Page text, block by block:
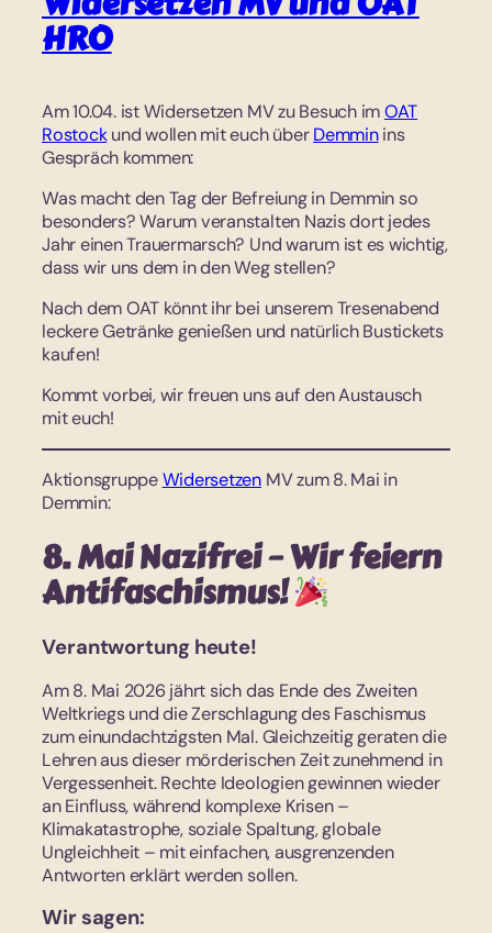
HRO
Am 10.04. ist Widersetzen MV zu Besuch imOAT
Rostockund wollen mit euch überDemminins
Gespräch kommen:
Was macht den Tag der Befreiung in Demmin so
besonders? Warum veranstalten Nazis dort jedes
Jahr einen Trauermarsch? Und warum ist es wichtig,
dass wir uns dem in den Weg stellen?
Nach dem OAT könnt ihr bei unserem Tresenabend
leckere Getränke genießen und natürlich Bustickets
kaufen!
Kommt vorbei, wir freuen uns auf den Austausch
mit euch!
AktionsgruppeWidersetzen MV zum 8. Mai in
Demmin:
8. Mai Nazifrei – Wir feiern
Antifaschismus!
Verantwortung heute!
Am 8. Mai 2026 jährt sich das Ende des Zweiten
Weltkriegs und die Zerschlagung des Faschismus
zum einundachtzigsten Mal. Gleichzeitig geraten die
Lehren aus dieser mörderischen Zeit zunehmend in
Vergessenheit. Rechte Ideologien gewinnen wieder
an Einfluss, während komplexe Krisen –
Klimakatastrophe, soziale Spaltung, globale
Ungleichheit – mit einfachen, ausgrenzenden
Antworten erklärt werden sollen.
Wir sagen: